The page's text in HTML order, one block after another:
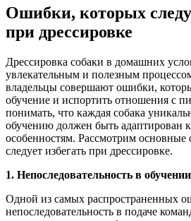
Ошибки, которых
при дрессировке
Дрессировка собаки в домашних
увлекательным и полезным
владельцы совершают ошибки,
обучение и испортить отношения с
понимать, что каждая собака
обучению должен быть адаптирован
особенностям. Рассмотрим
следует избегать при дрессировке.
1. Непоследовательность в обучении
Одной из самых распространенных
непоследовательность в подаче